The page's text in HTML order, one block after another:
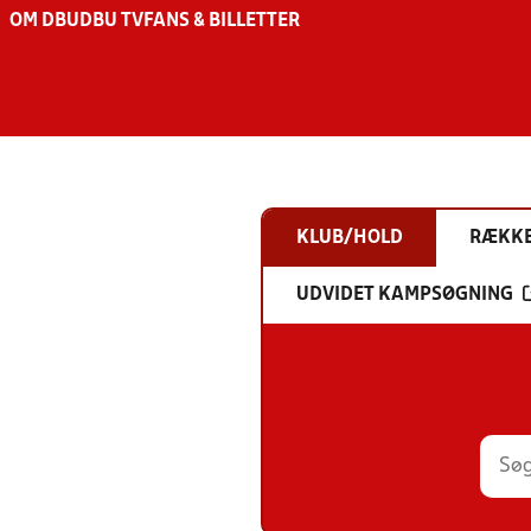
OM DBU DBU TV FANS & BILLETTER
KLUB/HOLD
UDVIDET KAMPSØGNING